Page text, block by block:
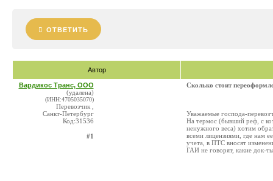
ОТВЕТИТЬ
Автор
Вардикос Транс, ООО
(удалена)
(ИНН:4705035070)
Перевозчик ,
Санкт-Петербург
Код:31536
#1
Сколько стоит
Уважаемые господа-
На термос (бывший реф, с
ненужного веса) хотим
всеми лицензиями, где нам
учета, в ПТС вносят
ГАИ не говорят, какие док-